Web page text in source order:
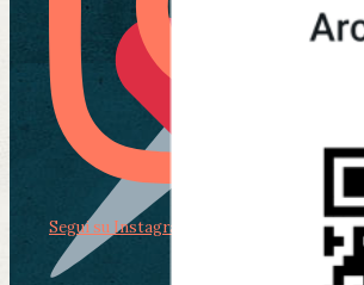
Segui su Instagram